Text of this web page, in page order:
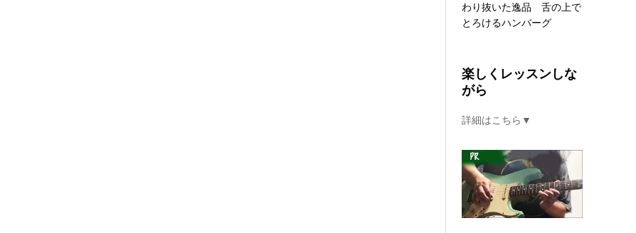
わり抜いた逸品 舌の上で
とろけるハンバーグ
楽しくレッスンしな
がら
詳細はこちら▼